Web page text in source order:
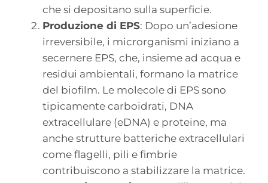
che si depositano sulla superficie.
Produzione di EPS: Dopo un’adesione
irreversibile, i microrganismi iniziano a
secernere EPS, che, insieme ad acqua e
residui ambientali, formano la matrice
del biofilm. Le molecole di EPS sono
tipicamente carboidrati, DNA
extracellulare (eDNA) e proteine, ma
anche strutture batteriche extracellulari
come flagelli, pili e fimbrie
contribuiscono a stabilizzare la matrice.